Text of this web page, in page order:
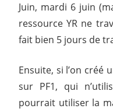
Juin, mardi 6 juin
ressource YR ne
fait bien 5 jours de
Ensuite, si l’on créé
sur PF1, qui
pourrait utiliser la